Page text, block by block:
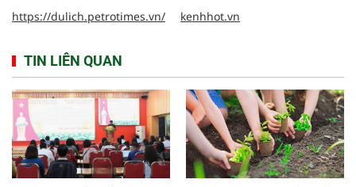
https://dulich.petrotimes.vn/
kenhhot.vn
TIN LIÊN QUAN